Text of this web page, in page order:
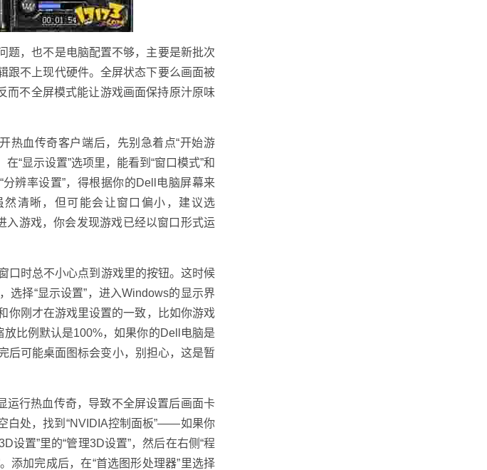
题，也不是电脑配置不够，主要是新批次
跟不上现代硬件。全屏状态下要么画面被
而不全屏模式能让游戏画面保持原汁原味
热血传奇客户端后，先别急着点“开始游
“显示设置”选项里，能看到“窗口模式”和
辨率设置”，得根据你的Dell电脑屏幕来
然清晰，但可能会让窗口偏小，建议选
入游戏，你会发现游戏已经以窗口形式运
口时总不小心点到游戏里的按钮。这时候
择“显示设置”，进入Windows的显示界
你刚才在游戏里设置的一致，比如你游戏
比例默认是100%，如果你的Dell电脑是
后可能桌面图标会变小，别担心，这是暂
运行热血传奇，导致不全屏设置后画面卡
白处，找到“NVIDIA控制面板”——如果你
设置”里的“管理3D设置”，然后在右侧“程
添加完成后，在“首选图形处理器”里选择